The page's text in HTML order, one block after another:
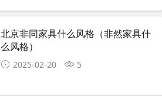
北京非同家具什么风格（非然家具什
么风格）
2025-02-20 5